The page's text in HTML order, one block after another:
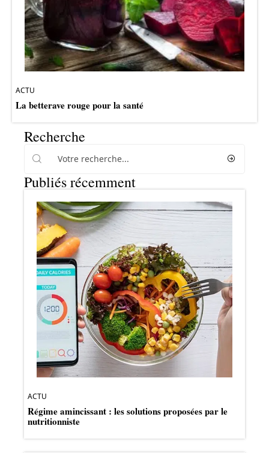
ACTU
La betterave rouge pour la santé
Recherche
Publiés récemment
ACTU
Régime amincissant : les solutions proposées par le
nutritionniste